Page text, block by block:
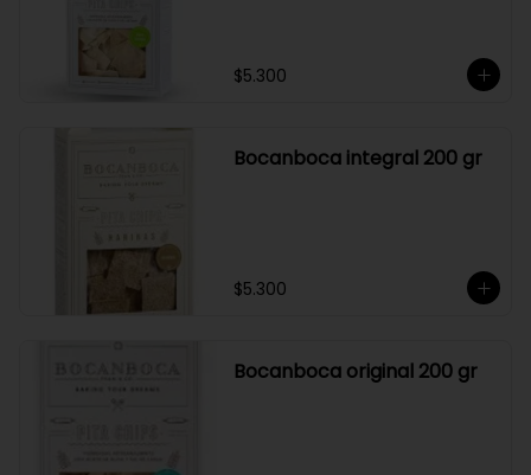
$5.300
Bocanboca integral 200 gr
$5.300
Bocanboca original 200 gr